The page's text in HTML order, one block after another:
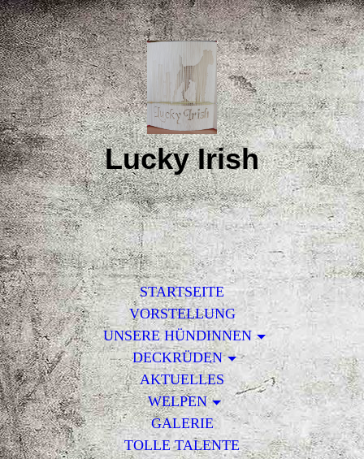
Lucky Irish
STARTSEITE
VORSTELLUNG
UNSERE HÜNDINNEN
DECKRÜDEN
AKTUELLES
WELPEN
GALERIE
TOLLE TALENTE